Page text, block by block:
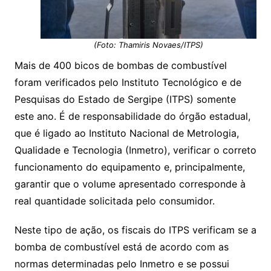
(Foto: Thamiris Novaes/ITPS)
Mais de 400 bicos de bombas de combustível
foram verificados pelo Instituto Tecnológico e de
Pesquisas do Estado de Sergipe (ITPS) somente
este ano. É de responsabilidade do órgão estadual,
que é ligado ao Instituto Nacional de Metrologia,
Qualidade e Tecnologia (Inmetro), verificar o correto
funcionamento do equipamento e, principalmente,
garantir que o volume apresentado corresponde à
real quantidade solicitada pelo consumidor.
Neste tipo de ação, os fiscais do ITPS verificam se a
bomba de combustível está de acordo com as
normas determinadas pelo Inmetro e se possui